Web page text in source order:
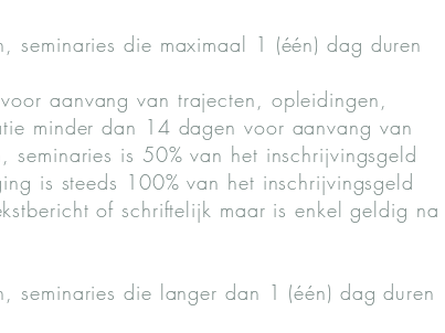
seminaries die maximaal 1 (één) dag duren
aanvang van trajecten, opleidingen,
minder dan 14 dagen voor aanvang van
is 50% van het inschrijvingsgeld
is steeds 100% van het inschrijvingsgeld
of schriftelijk maar is enkel geldig na
seminaries die langer dan 1 (één) dag duren